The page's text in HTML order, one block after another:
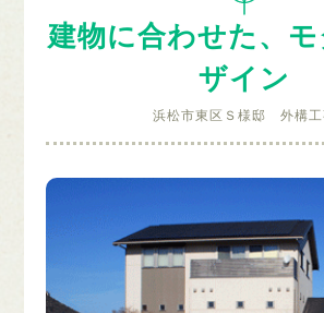
建物に合わせた、
ザイン
浜松市東区Ｓ様邸 外構工